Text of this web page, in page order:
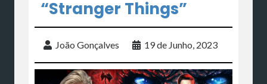
“Stranger Things”
João Gonçalves 19 de Junho, 2023